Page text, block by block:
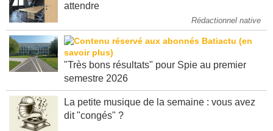
attendre
Rédactionnel native
"Très bons résultats" pour Spie au premier
semestre 2026
La petite musique de la semaine : vous avez
dit "congés" ?